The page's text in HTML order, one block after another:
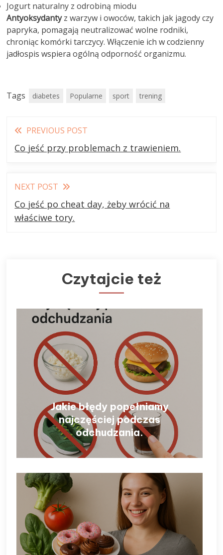
Jogurt naturalny z odrobiną miodu
Antyoksydantyz warzyw i owoców, takich jak jagody czy
papryka, pomagają neutralizować wolne rodniki,
chroniąc komórki tarczycy. Włączenie ich w codzienny
jadłospis wspiera ogólną odporność organizmu.
Tags diabetes Popularne sport trening
Read
more
PREVIOUS POST
Co jeść przy problemach z trawieniem.
NEXT POST
Co jeść po cheat day, żeby wrócić na
właściwe tory.
Czytajcie też
Jakie błędy popełniamy
najczęściej podczas
odchudzania.